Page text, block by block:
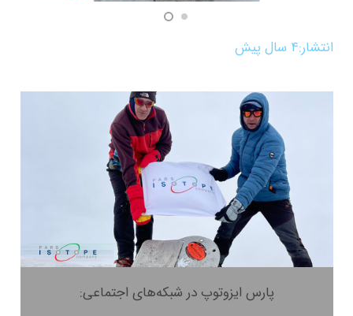
انتشار:۴ سال پیش
پارس ایزوتوپ در شبکه‌های اجتماعی: